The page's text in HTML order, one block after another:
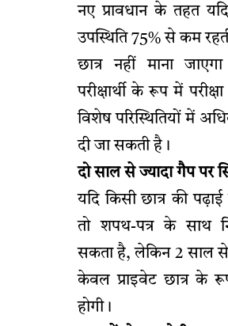
नए प्रावधान के तहत यदि
उपस्थिति 75% से कम
छात्र नहीं माना
परीक्षार्थी के रूप में
विशेष परिस्थितियों में
दी जा सकती है।
दो साल से ज्यादा गैप पर
यदि किसी छात्र की
तो शपथ-पत्र के साथ
सकता है, लेकिन 2 साल
केवल प्राइवेट छात्र के
होगी।